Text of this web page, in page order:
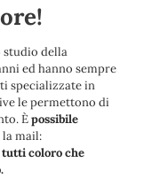
studio della
ed hanno sempre
specializzate in
le permettono di
Èpossibile
mail:
coloro che